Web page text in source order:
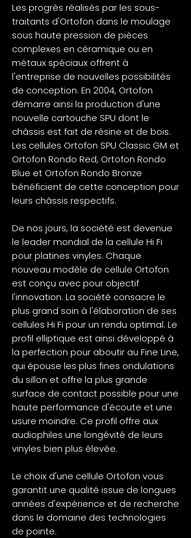
Les progrès réalisés par les sous-
traitants d'Ortofon dans le moulage
sous haute pression de pièces
complexes en céramique ou en
métaux spéciaux offrent à
l'entreprise de nouvelles possibilités
de conception. En 2004, Ortofon
démarre ainsi la production d'une
nouvelle cartouche SPU dont le
châssis est fait de résine et de bois.
Les cellules Ortofon SPU Classic GM et
Ortofon Rondo Red, Ortofon Rondo
Blue et Ortofon Rondo Bronze
bénéficient de cette conception pour
leurs châssis respectifs.
De nos jours, la société est devenue
le leader mondial de la cellule Hi Fi
pour platines vinyles. Chaque
nouveau modèle de cellule Ortofon
est conçu avec pour objectif
l'innovation. La société consacre le
plus grand soin à l'élaboration de ses
cellules Hi Fi pour un rendu optimal. Le
profil elliptique est ainsi développé à
la perfection pour aboutir au Fine Line,
qui épouse les plus fines ondulations
du sillon et offre la plus grande
surface de contact possible pour une
haute performance d'écoute et une
usure moindre. Ce profil offre aux
audiophiles une longévité de leurs
vinyles bien plus élevée.
Le choix d'une cellule Ortofon vous
garantit une qualité issue de longues
années d'expérience et de recherche
dans le domaine des technologies
de pointe.